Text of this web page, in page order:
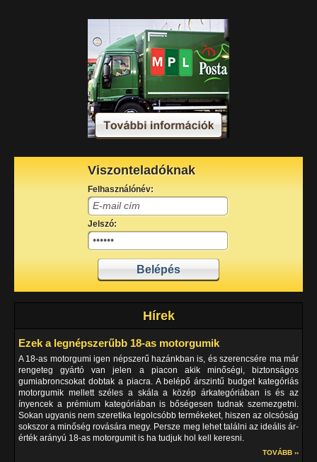
Viszonteladóknak
Felhasználónév:
Jelszó:
Hírek
Ezek a legnépszerűbb 18-as motorgumik
A 18-as motorgumi igen népszerű hazánkban is, és szerencsére ma már
rengeteg gyártó van jelen a piacon akik minőségi, biztonságos
gumiabroncsokat dobtak a piacra. A belépő árszintű budget kategóriás
motorgumik mellett széles a skála a közép árkategóriában is és az
ínyencek a prémium kategóriában is bőségesen tudnak szemezgetni.
Sokan ugyanis nem szeretika legolcsóbb termékeket, hiszen az olcsóság
sokszor a minőség rovására megy. Persze meg lehet találni az ideális ár-
érték arányú 18-as motorgumit is ha tudjuk hol kell keresni.
TOVÁBB ››